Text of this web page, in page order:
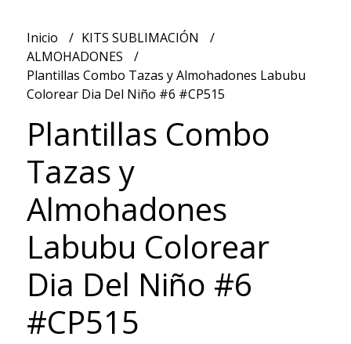
Inicio
KITS SUBLIMACIÓN
ALMOHADONES
Plantillas Combo Tazas y Almohadones Labubu
Colorear Dia Del Niño #6 #CP515
Plantillas Combo
Tazas y
Almohadones
Labubu Colorear
Dia Del Niño #6
#CP515